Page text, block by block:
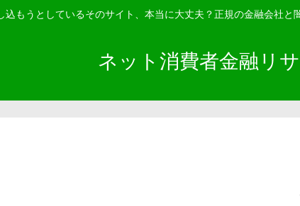
込もうとしているそのサイト、本当に大丈夫？正規の金融会社と
ネット消費者金融リ